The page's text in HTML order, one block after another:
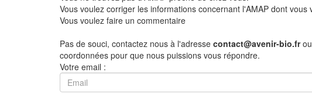
Vous voulez corriger les informations concernant l'AMAP dont vous
Vous voulez faire un commentaire
Pas de souci, contactez nous à l'adresse contact@avenir-bio.frou
coordonnées pour que nous puissions vous répondre.
Votre email :